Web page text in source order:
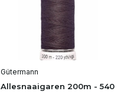
Gütermann
Allesnaaigaren 200m - 540